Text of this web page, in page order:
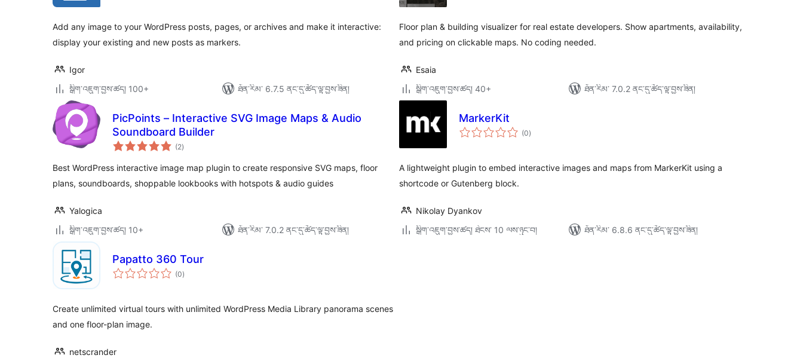
Add any image to your WordPress posts, pages, or archives and make it interactive:
display your existing and new posts as markers.
Igor
སྒྲིག་འཇུག་བྱས་ཚད། 100+
ཐོན་རིམ་ 6.7.5 ནང་དུ་ཚོད་ལྟ་བྱས་ཟིན།
Floor plan & building visualizer for real estate developers. Show apartments, availability,
and pricing on clickable maps. No coding needed.
Esaia
སྒྲིག་འཇུག་བྱས་ཚད། 40+
ཐོན་རིམ་ 7.0.2 ནང་དུ་ཚོད་ལྟ་བྱས་ཟིན།
PicPoints – Interactive SVG Image Maps & Audio
Soundboard Builder
(2གདེང་
འཇོག་
ཚང་།
)
Best WordPress interactive image map plugin to create responsive SVG maps, floor
plans, soundboards, shoppable lookbooks with hotspots & audio guides
Yalogica
སྒྲིག་འཇུག་བྱས་ཚད། 10+
ཐོན་རིམ་ 7.0.2 ནང་དུ་ཚོད་ལྟ་བྱས་ཟིན།
MarkerKit
(0གདེང་
འཇོག་
)
A lightweight plugin to embed interactive images and maps from MarkerKit using a
shortcode or Gutenberg block.
Nikolay Dyankov
སྒྲིག་འཇུག་བྱས་ཚད། ཐེངས་ 10 ལས་ཉུང་བ།
ཐོན་རིམ་ 6.8.6 ནང་དུ་ཚོད་ལྟ་བྱས་ཟིན།
Papatto 360 Tour
(0གདེང་
འཇོག་
)
Create unlimited virtual tours with unlimited WordPress Media Library panorama scenes
and one floor-plan image.
netscrander